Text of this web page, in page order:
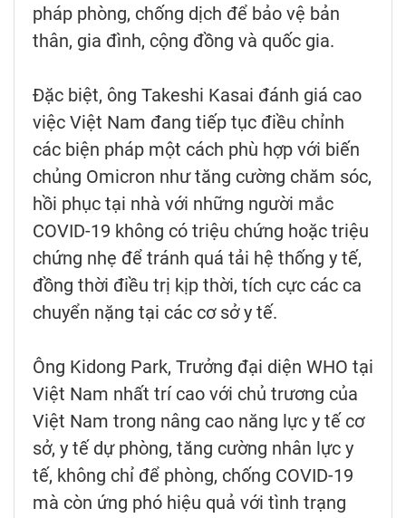
pháp phòng, chống dịch để bảo vệ bản
thân, gia đình, cộng đồng và quốc gia.
Đặc biệt, ông Takeshi Kasai đánh giá cao
việc Việt Nam đang tiếp tục điều chỉnh
các biện pháp một cách phù hợp với biến
chủng Omicron như tăng cường chăm sóc,
hồi phục tại nhà với những người mắc
COVID-19 không có triệu chứng hoặc triệu
chứng nhẹ để tránh quá tải hệ thống y tế,
đồng thời điều trị kịp thời, tích cực các ca
chuyển nặng tại các cơ sở y tế.
Ông Kidong Park, Trưởng đại diện WHO tại
Việt Nam nhất trí cao với chủ trương của
Việt Nam trong nâng cao năng lực y tế cơ
sở, y tế dự phòng, tăng cường nhân lực y
tế, không chỉ để phòng, chống COVID-19
mà còn ứng phó hiệu quả với tình trạng